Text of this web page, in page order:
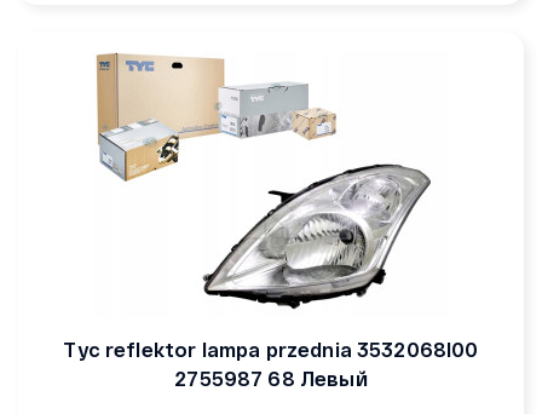
Tyc reflektor lampa przednia 3532068l00
2755987 68 Левый